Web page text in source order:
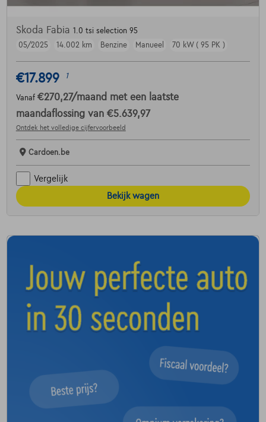
Skoda Fabia 1.0 tsi selection 95
05/2025
14.002 km Benzine Manueel 70 kW ( 95 PK )
€17.899 1
Vanaf €270,27/maand met een laatste
maandaflossing van €5.639,97
Ontdek het volledige cijfervoorbeeld
Cardoen.be
Vergelijk
Bekijk wagen